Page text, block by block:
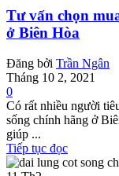
Tư vấn chọn
ở Biên Hòa
Đăng bởi Trần Ngân
Tháng 10 2, 2021
0
Có rất nhiều người
sống chính hãng ở
giúp ...
Tiếp tục đọc